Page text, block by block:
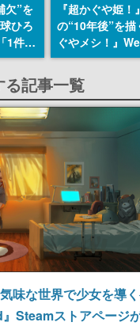
欠”を
ひろ
1件」
をも
し
ング
やチ
から
『超かぐや姫！
の“10年後”を描
ぐやメシ！』
定。新たなWeb
ーベル「ビビビ
ク」にて特別話
タート、あの
まだ続きがある
る記事一覧
味な世界で少女を導
Steamストアページが